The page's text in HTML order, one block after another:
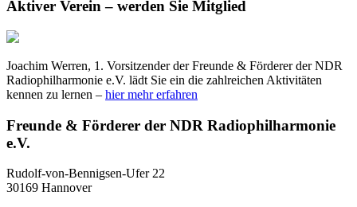
Aktiver Verein – werden Sie Mitglied
Joachim Werren, 1. Vorsitzender der Freunde & Förderer der NDR
Radiophilharmonie e.V. lädt Sie ein die zahlreichen Aktivitäten
kennen zu lernen – hier mehr erfahren
Freunde & Förderer der NDR Radiophilharmonie
e.V.
Rudolf-von-Bennigsen-Ufer 22
30169 Hannover